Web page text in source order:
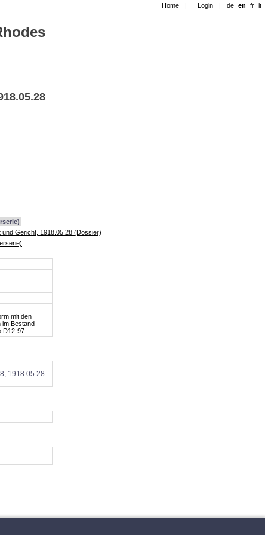
Gericht, 1918.05.28 (Dossier)
mit den
im Bestand
97.
1918.05.28
Home | Login | de en fr it